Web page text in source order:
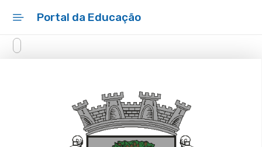
Início
Estabelecimentos Escolares
Portal da Educação